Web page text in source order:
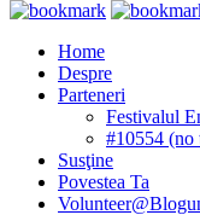
Home
Despre
Parteneri
Festivalul
#10554 (no
Susţine
Povestea Ta